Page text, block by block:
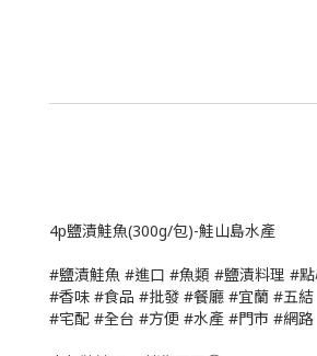
4p鹽漬鮭魚(300g/包)-鮭山島水產
#鹽漬鮭魚 #進口 #魚類 #鹽漬料理 #
#香味 #食品 #批發 #餐廳 #宜蘭 #五結
#宅配 #全台 #方便 #水產 #門市 #網路